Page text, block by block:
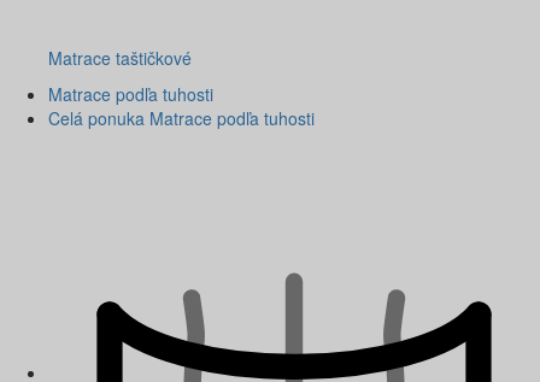
Matrace taštičkové
Matrace podľa tuhosti
Celá ponuka Matrace podľa tuhosti